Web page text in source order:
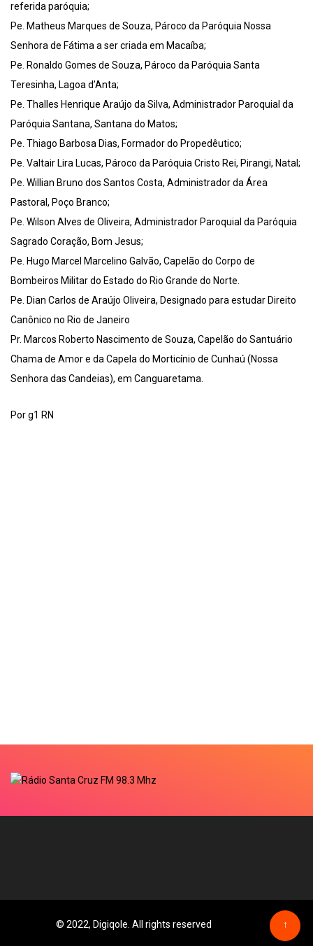
referida paróquia;
Pe. Matheus Marques de Souza, Pároco da Paróquia Nossa
Senhora de Fátima a ser criada em Macaíba;
Pe. Ronaldo Gomes de Souza, Pároco da Paróquia Santa
Teresinha, Lagoa d’Anta;
Pe. Thalles Henrique Araújo da Silva, Administrador Paroquial da
Paróquia Santana, Santana do Matos;
Pe. Thiago Barbosa Dias, Formador do Propedêutico;
Pe. Valtair Lira Lucas, Pároco da Paróquia Cristo Rei, Pirangi, Natal;
Pe. Willian Bruno dos Santos Costa, Administrador da Área
Pastoral, Poço Branco;
Pe. Wilson Alves de Oliveira, Administrador Paroquial da Paróquia
Sagrado Coração, Bom Jesus;
Pe. Hugo Marcel Marcelino Galvão, Capelão do Corpo de
Bombeiros Militar do Estado do Rio Grande do Norte.
Pe. Dian Carlos de Araújo Oliveira, Designado para estudar Direito
Canônico no Rio de Janeiro
Pr. Marcos Roberto Nascimento de Souza, Capelão do Santuário
Chama de Amor e da Capela do Morticínio de Cunhaú (Nossa
Senhora das Candeias), em Canguaretama.
Por g1 RN
© 2022, Digiqole. All rights reserved ↑